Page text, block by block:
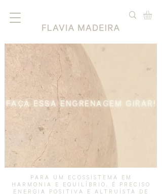
FAÇA ESSA ENGRENAGEM GIRAR!
PARA UM ECOSSISTEMA EM
HARMONIA E EQUILÍBRIO, É PRECISO
ENERGIA POSITIVA E ALTRUÍSTA DE